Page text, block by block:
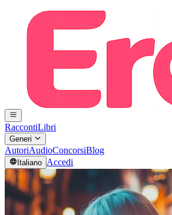
RaccontiLibri
Generi
AutoriAudioConcorsiBlog
Italiano Accedi